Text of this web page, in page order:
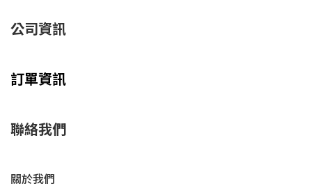
公司資訊
訂單資訊
聯絡我們
關於我們